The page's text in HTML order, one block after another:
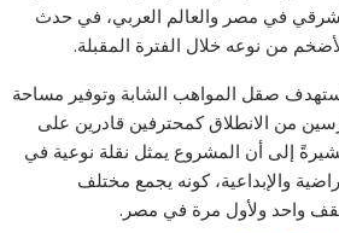
في مصر والعالم العربي، في حدث
من نوعه خلال الفترة المقبلة.
تستهدف صقل المواهب الشابة وتوفير مساحة
من الانطلاق كمحترفين قادرين على
إلى أن المشروع يمثل نقلة نوعية في
والإبداعية، كونه يجمع مختلف
واحد ولأول مرة في مصر.